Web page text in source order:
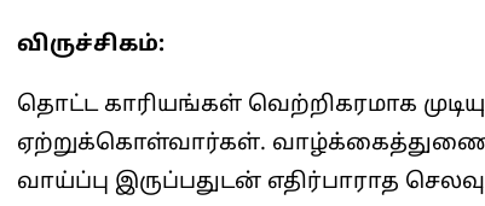
விருச்சிகம்:
தொட்ட காரியங்கள் வெற்றிகரமாக
ஏற்றுக்கொள்வார்கள்.
வாய்ப்பு இருப்பதுடன் எதிர்பாராத